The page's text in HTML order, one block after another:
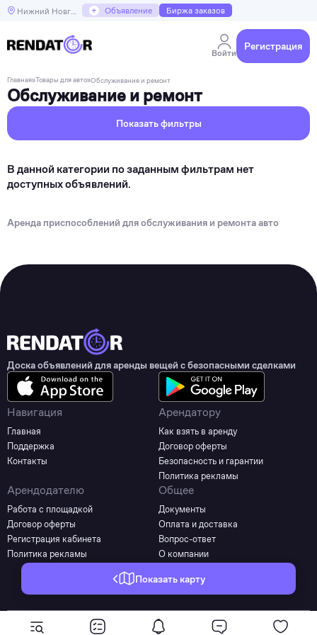
Нижний Новгород + Объявление Биржа заказов
Войти
Регистрация
Главная»Товары для авто»Обслуживание и ремонт
Обслуживание и ремонт
Показать карту
Показать фильтры
В данной категории по заданным фильтрам нет
доступных объявлений.
Аренда приспособлений для обслуживания и ремонта авто
Доска объявлений для аренды вещей с безопасными сделками
Навигация
Главная
Поддержка
Контакты
Арендатору
Как взять в аренду
Договор оферты
Безопасность и гарантии
Политика рекламы
Арендодателю
Работа с площадкой
Договор оферты
Регистрация кабинета
Политика рекламы
Общее
Документы
Оплата и доставка
Вопрос-ответ
О компании